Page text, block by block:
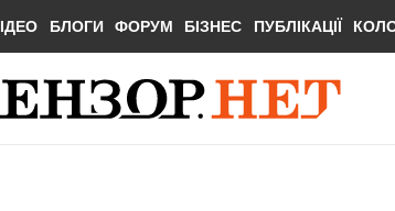
БЛОГИ ФОРУМ БІЗНЕС ПУБЛІКАЦІЇ